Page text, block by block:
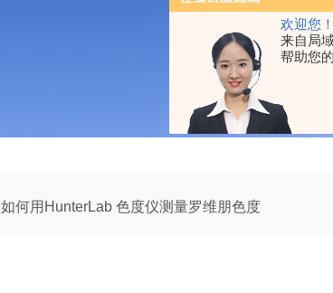
欢迎您！
来自局
帮助您
如何用HunterLab 色度仪测量罗维朋色度